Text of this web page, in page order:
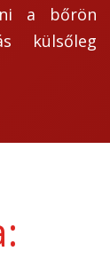
a bőrön
külsőleg